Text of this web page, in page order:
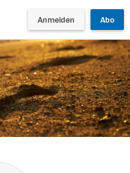
Anmelden Abo